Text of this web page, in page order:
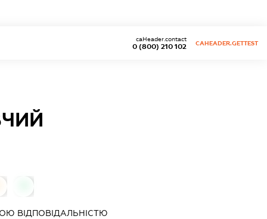
0 (800) 210 102
caHeader.contact
CAHEADER.GETTEST
ВІДПОВІДАЛЬНІСТЮ